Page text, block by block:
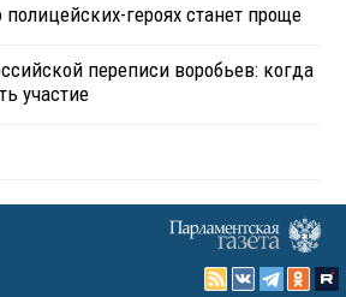
героях станет проще
переписи воробьев: когда
участие